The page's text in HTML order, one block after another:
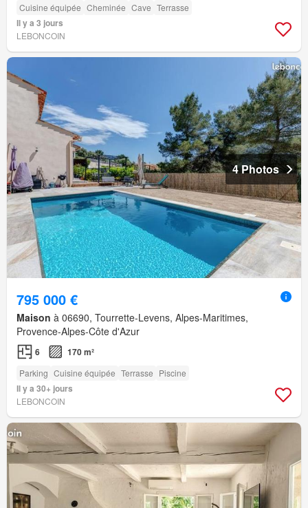
Cuisine équipée Cheminée Cave Terrasse
Il y a 3 jours
LEBONCOIN
4 Photos
795 000 €
Maison à 06690, Tourrette-Levens, Alpes-Maritimes,
Provence-Alpes-Côte d'Azur
6 170 m²
Parking Cuisine équipée Terrasse Piscine
Il y a 30+ jours
LEBONCOIN